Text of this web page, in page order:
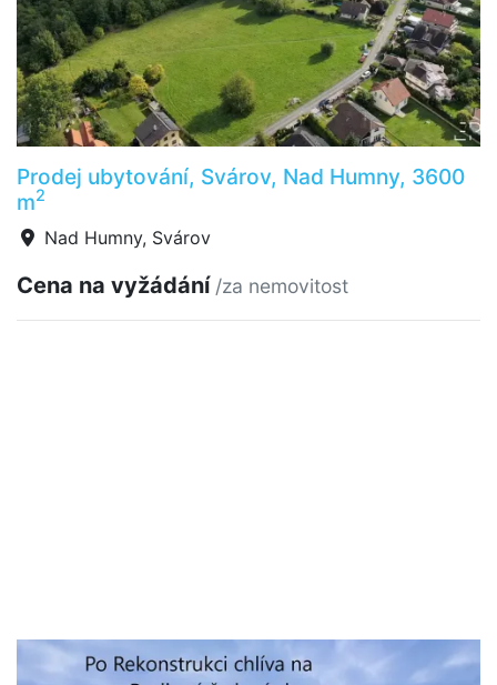
Prodej ubytování, Svárov, Nad Humny, 3600
m2
Nad Humny, Svárov
Cena na vyžádání /za nemovitost